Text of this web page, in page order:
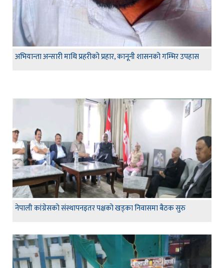
अभियान्ता अन्सारी माथि प्रहरीको प्रहार, कानूनी शासनको गम्भिर उपहास
नेपाली कांग्रेसको संस्थापनइतर पक्षको खड्का निवासमा बैठक सुरु